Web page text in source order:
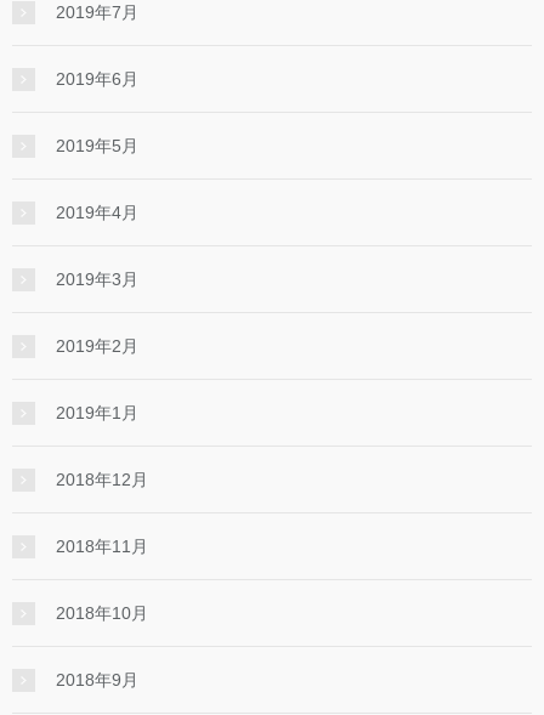
2019年7月
2019年6月
2019年5月
2019年4月
2019年3月
2019年2月
2019年1月
2018年12月
2018年11月
2018年10月
2018年9月